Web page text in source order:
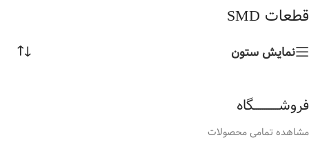
قطعات SMD
نمایش ستون
فروشــــــــــــگاه
مشاهده تمامی محصولات